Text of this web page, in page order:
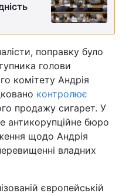
поправку було
голови
комітету Андрія
контролює
продажу сигарет. У
антикорупційне бюро
щодо Андрія
владних
європейській